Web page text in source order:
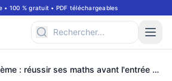
• 100 % gratuit • PDF téléchargeables
Révisions 5ème : réussir ses maths avant l'entrée en 4e